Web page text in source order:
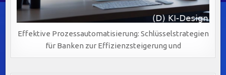
Effektive Prozessautomatisierung: Schlüsselstrategien
für Banken zur Effizienzsteigerung und